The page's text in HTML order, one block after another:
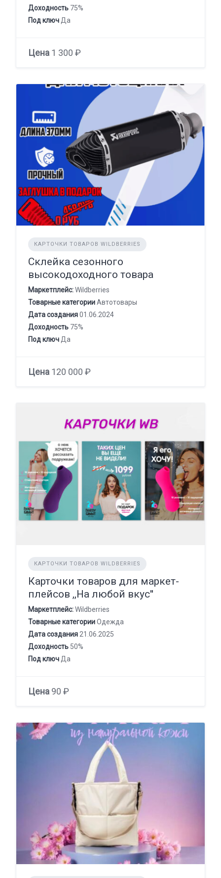
Доходность 75%
Под ключ Да
Цена 1 300 ₽
КАРТОЧКИ ТОВАРОВ WILDBERRIES
Склейка сезонного
высокодоходного товара
Маркетплейс:Wildberries
Товарные категорииАвтотовары
Дата создания01.06.2024
Доходность 75%
Под ключ Да
Цена 120 000 ₽
КАРТОЧКИ ТОВАРОВ WILDBERRIES
Карточки товаров для маркет-
плейсов ,,На любой вкус''
Маркетплейс:Wildberries
Товарные категорииОдежда
Дата создания 21.06.2025
Доходность 50%
Под ключ Да
Цена 90 ₽